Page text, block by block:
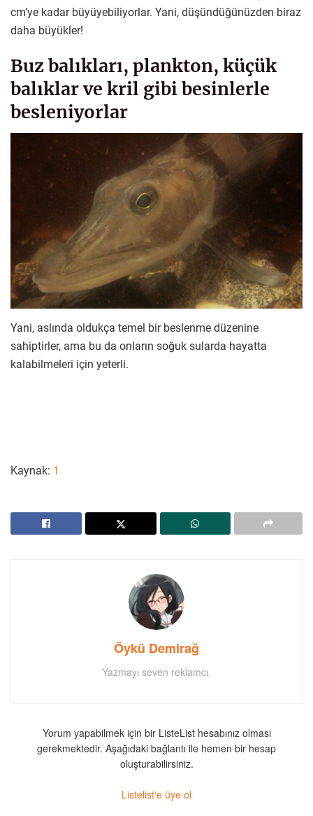
cm’ye kadar büyüyebiliyorlar. Yani, düşündüğünüzden biraz
daha büyükler!
Buz balıkları, plankton, küçük
balıklar ve kril gibi besinlerle
besleniyorlar
Yani, aslında oldukça temel bir beslenme düzenine
sahiptirler, ama bu da onların soğuk sularda hayatta
kalabilmeleri için yeterli.
Kaynak: 1
Öykü Demirağ
Yazmayı seven reklamcı.
Yorum yapabilmek için bir ListeList hesabınız olması
gerekmektedir. Aşağıdaki bağlantı ile hemen bir hesap
oluşturabilirsiniz.
Listelist'e üye ol